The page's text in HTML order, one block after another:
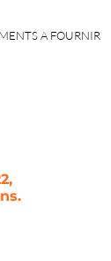
A FOURNIR